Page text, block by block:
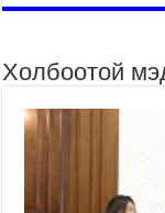
Холбоотой